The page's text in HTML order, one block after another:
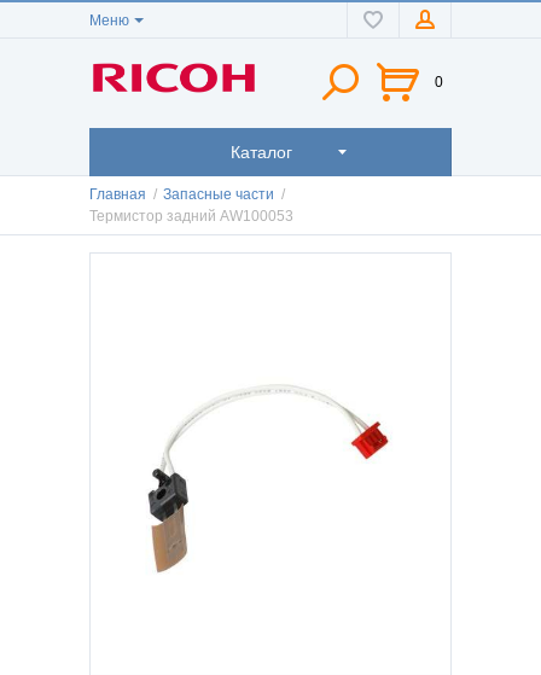
Меню
0
Каталог
Главная / Запасные части /
Термистор задний AW100053